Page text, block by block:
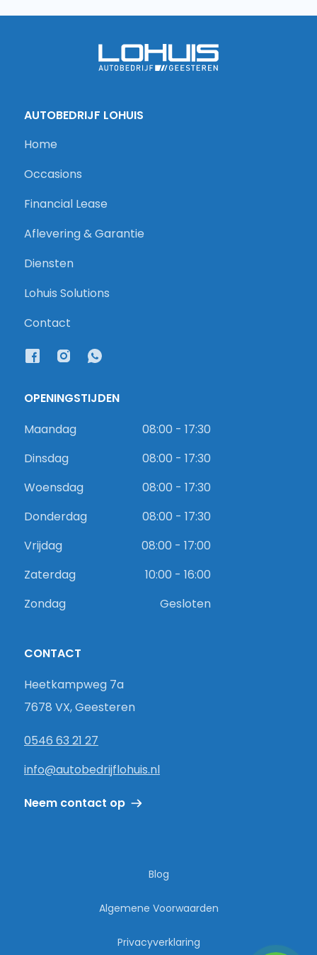
AUTOBEDRIJF LOHUIS
Home
Occasions
Financial Lease
Aflevering & Garantie
Diensten
Lohuis Solutions
Contact
OPENINGSTIJDEN
Maandag
08:00 - 17:30
Dinsdag
08:00 - 17:30
Woensdag
08:00 - 17:30
Donderdag
08:00 - 17:30
Vrijdag
08:00 - 17:00
Zaterdag
10:00 - 16:00
Zondag
Gesloten
CONTACT
Heetkampweg 7a
7678 VX, Geesteren
0546 63 21 27
info@autobedrijflohuis.nl
Neem contact op
Blog
Algemene Voorwaarden
Privacyverklaring